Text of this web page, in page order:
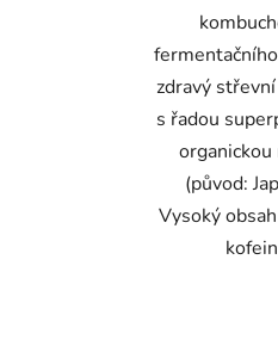
zdravý
s řadou
organickou
(původ:
Vysoký